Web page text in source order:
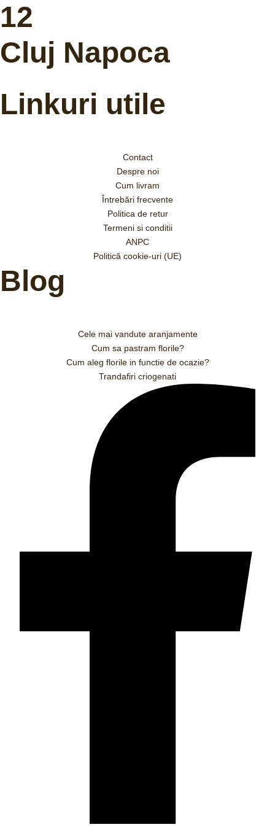
12
Cluj Napoca
Linkuri utile
Contact
Despre noi
Cum livram
Întrebări frecvente
Politica de retur
Termeni si conditii
ANPC
Politică cookie-uri (UE)
Blog
Cele mai vandute aranjamente
Cum sa pastram florile?
Cum aleg florile in functie de ocazie?
Trandafiri criogenati